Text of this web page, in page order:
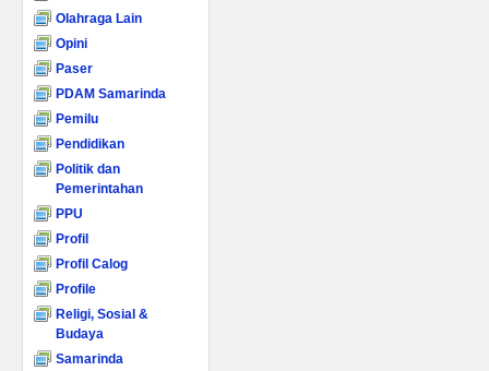
Olahraga Lain
Opini
Paser
PDAM Samarinda
Pemilu
Pendidikan
Politik dan
Pemerintahan
PPU
Profil
Profil Calog
Profile
Religi, Sosial &
Budaya
Samarinda